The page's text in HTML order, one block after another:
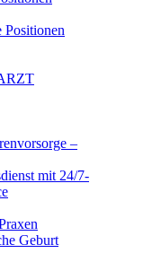
Positionen
–
mit 24/7-
Geburt